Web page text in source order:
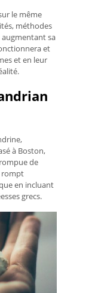
le même
méthodes
sa
et
et en leur
à Boston,
de
rompt
en incluant
grecs.